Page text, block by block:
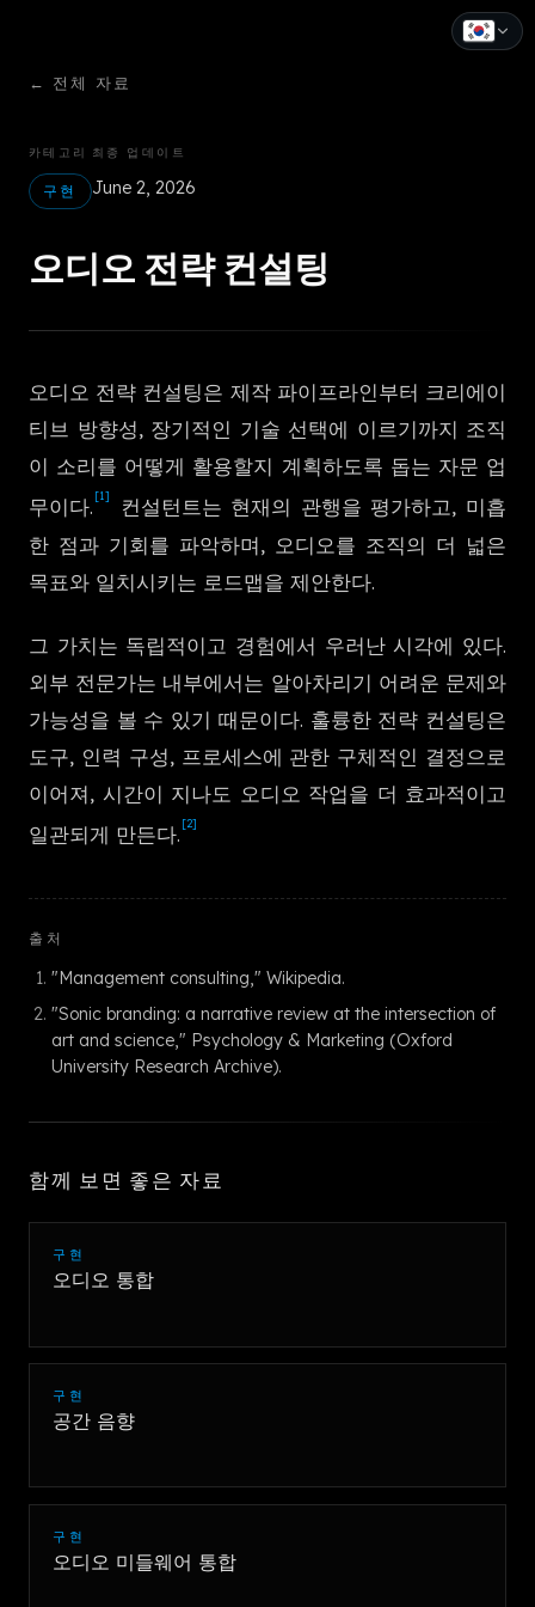
← 전체 자료
카테고리
구현
최종 업데이트
June 2, 2026
오디오 전략 컨설팅
오디오 전략 컨설팅은 제작 파이프라인부터 크리에이
티브 방향성, 장기적인 기술 선택에 이르기까지 조직
이 소리를 어떻게 활용할지 계획하도록 돕는 자문 업
무이다. [1]
컨설턴트는 현재의 관행을 평가하고, 미흡
한 점과 기회를 파악하며, 오디오를 조직의 더 넓은
목표와 일치시키는 로드맵을 제안한다.
그 가치는 독립적이고 경험에서 우러난 시각에 있다.
외부 전문가는 내부에서는 알아차리기 어려운 문제와
가능성을 볼 수 있기 때문이다. 훌륭한 전략 컨설팅은
도구, 인력 구성, 프로세스에 관한 구체적인 결정으로
이어져, 시간이 지나도 오디오 작업을 더 효과적이고
일관되게 만든다. [2]
출처
"Management consulting," Wikipedia.
"Sonic branding: a narrative review at the intersection of
art and science," Psychology & Marketing (Oxford
University Research Archive).
함께 보면 좋은 자료
구현
오디오 통합
구현
공간 음향
구현
오디오 미들웨어 통합
Русский
日本語
한국어